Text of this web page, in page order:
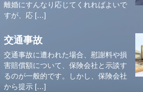
離婚にすんなり応じてくれればよいで
すが、応 […]
交通事故
交通事故に遭われた場合、慰謝料や損
害賠償額について、保険会社と示談す
るのが一般的です。しかし、保険会社
から提示 […]